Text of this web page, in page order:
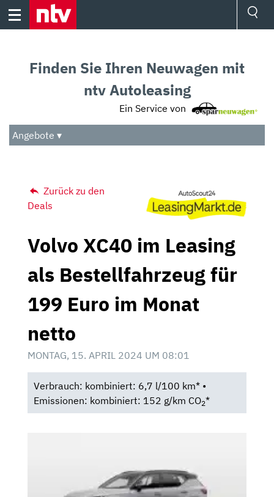
Skip
Audio
Das Beste
Finden Sie Ihren Neuwagen mit
ntv Autoleasing
Ein Service von
Angebote ▾
Zurück zu den
Deals
Volvo XC40 im Leasing
als Bestellfahrzeug für
199 Euro im Monat
netto
MONTAG, 15. APRIL 2024 UM 08:01
Verbrauch: kombiniert: 6,7 l/100 km* •
Emissionen: kombiniert: 152 g/km CO2*